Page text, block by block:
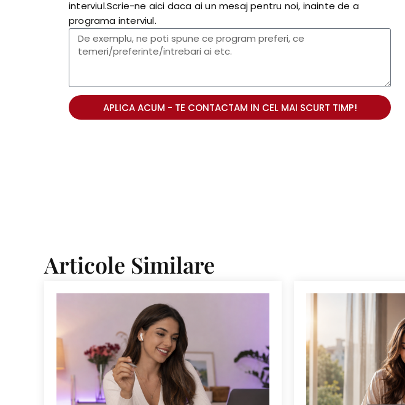
interviul.Scrie-ne aici daca ai un mesaj pentru noi, inainte de a
programa interviul.
APLICA ACUM - TE CONTACTAM IN CEL MAI SCURT TIMP!
Articole Similare